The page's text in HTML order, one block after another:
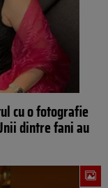
cu o fotografie
dintre fani au